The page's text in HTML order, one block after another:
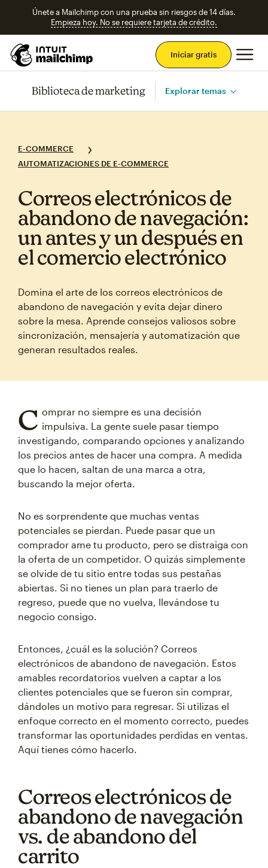
Únete a Mailchimp con una prueba sin riesgos de 14 días.
Empieza hoy. No se requiere tarjeta de crédito.
Iniciar gratis
Biblioteca de marketing Explorar temas
E-COMMERCE
AUTOMATIZACIONES DE E-COMMERCE
Correos electrónicos de
abandono de navegación:
un antes y un después en
el comercio electrónico
Domina el arte de los correos electrónicos de
abandono de navegación y evita dejar dinero
sobre la mesa. Aprende consejos valiosos sobre
sincronización, mensajería y automatización que
generan resultados reales.
C omprar no siempre es una decisión
impulsiva. La gente suele pasar tiempo
investigando, comparando opciones y analizando
los precios antes de hacer una compra. A medida
que lo hacen, saltan de una marca a otra,
buscando la mejor oferta.
No es sorprendente que muchas ventas
potenciales se pierdan. Puede pasar que un
comprador ame tu producto, pero se distraiga con
la oferta de un competidor. O quizás simplemente
se olvide de tu sitio entre todas sus pestañas
abiertas. Si no tienes un plan para traerlo de
regreso, puede que no vuelva, llevándose tu
negocio consigo.
Entonces, ¿cuál es la solución? Correos
electrónicos de abandono de navegación. Estos
amables recordatorios vuelven a captar a los
clientes potenciales que se fueron sin comprar,
dándoles un motivo para regresar. Si utilizas el
enfoque correcto en el momento correcto, puedes
transformar las oportunidades perdidas en ventas.
Aquí tienes cómo hacerlo.
Correos electrónicos de
abandono de navegación
vs. de abandono del
carrito